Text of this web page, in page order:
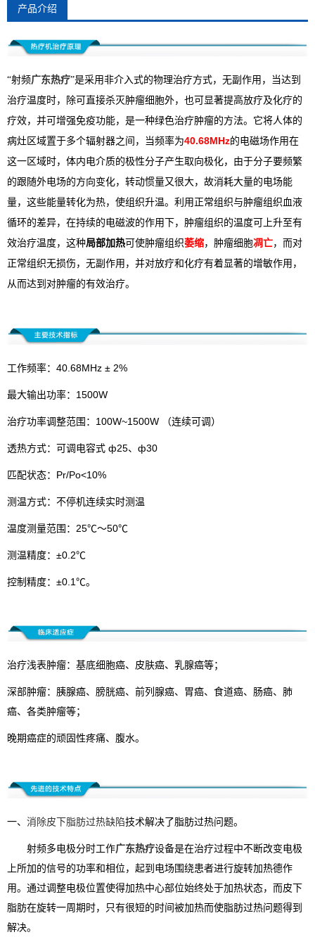
产品介绍
“射频广东热疗”是采用非介入式的物理治疗方式，无副作用，当达到
治疗温度时，除可直接杀灭肿瘤细胞外，也可显著提高放疗及化疗的
疗效，并可增强免疫功能，是一种绿色治疗肿瘤的方法。它将人体的
病灶区域置于多个辐射器之间，当频率为40.68MHz的电磁场作用在
这一区域时，体内电介质的极性分子产生取向极化，由于分子要频繁
的跟随外电场的方向变化，转动惯量又很大，故消耗大量的电场能
量，这些能量转化为热，使组织升温。利用正常组织与肿瘤组织血液
循环的差异，在持续的电磁波的作用下，肿瘤组织的温度可上升至有
效治疗温度，这种局部加热可使肿瘤组织萎缩，肿瘤细胞凋亡，而对
正常组织无损伤，无副作用，并对放疗和化疗有着显著的增敏作用，
从而达到对肿瘤的有效治疗。
工作频率：40.68MHz ± 2%
最大输出功率：1500W
治疗功率调整范围：100W~1500W （连续可调）
透热方式：可调电容式 ф25、ф30
匹配状态：Pr/Po<10%
测温方式：不停机连续实时测温
温度测量范围：25℃～50℃
测温精度：±0.2℃
控制精度：±0.1℃。
治疗浅表肿瘤：基底细胞癌、皮肤癌、乳腺癌等；
深部肿瘤：胰腺癌、膀胱癌、前列腺癌、胃癌、食道癌、肠癌、肺
癌、各类肿瘤等；
晚期癌症的顽固性疼痛、腹水。
一、 消除皮下脂肪过热缺陷技术解决了脂肪过热问题。
射频多电极分时工作广东热疗设备是在治疗过程中不断改变电极
上所加的信号的功率和相位，起到电场围绕患者进行旋转加热德作
用。通过调整电极位置使得加热中心部位始终处于加热状态，而皮下
脂肪在旋转一周期时，只有很短的时间被加热而使脂肪过热问题得到
解决。